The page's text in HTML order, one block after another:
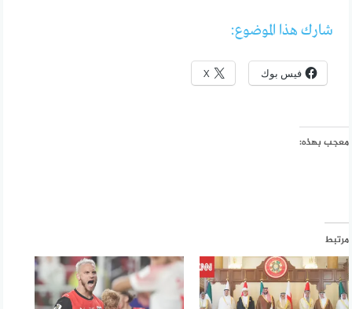
شارك هذا الموضوع:
فيس بوك X
معجب بهذه:
مرتبط